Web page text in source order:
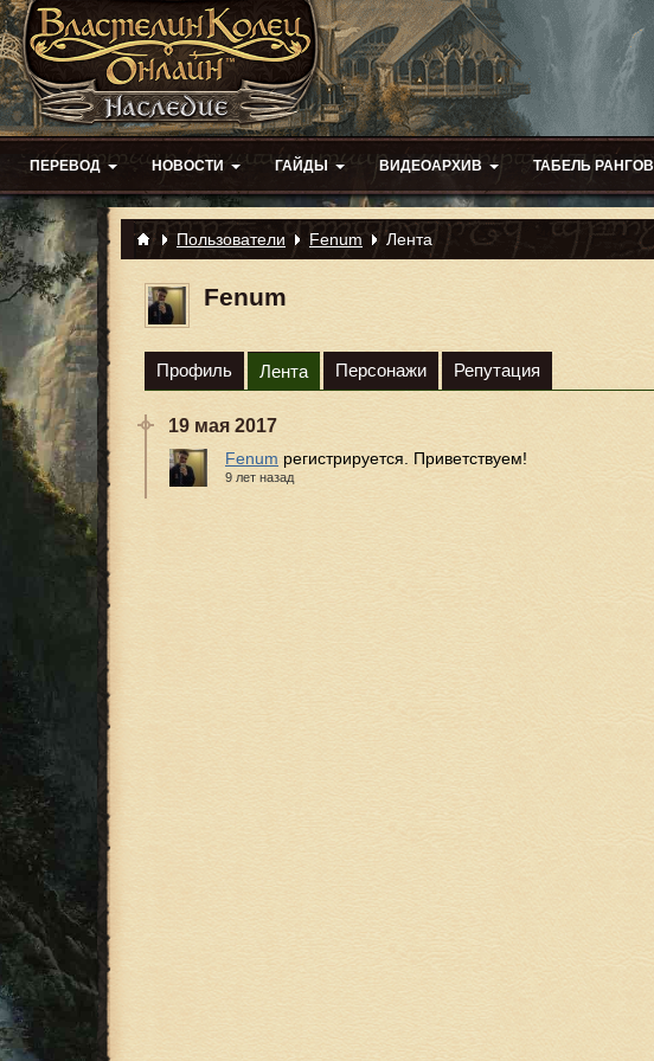
ПЕРЕВОД НОВОСТИ ГАЙДЫ ВИДЕОАРХИВ ТАБЕЛЬ РАНГОВ
Пользователи Fenum Лента
Fenum
Профиль Лента Персонажи Репутация
19 мая 2017
Fenum регистрируется. Приветствуем!
9 лет назад